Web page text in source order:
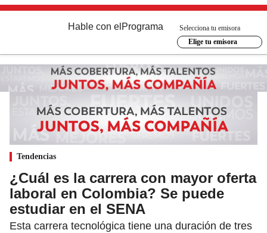
Hable con el Programa
Selecciona tu emisora
Elige tu emisora
Tendencias
¿Cuál es la carrera con mayor oferta
laboral en Colombia? Se puede
estudiar en el SENA
Esta carrera tecnológica tiene una duración de tres